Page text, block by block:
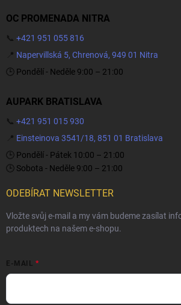
OC PROMENADA NITRA
📞 +421 951 055 816
📍 Napervillská 5, Chrenová, 949 01 Nitra
🕒 Pondělí - Neděle 9:00 – 21:00
AUPARK BRATISLAVA
📞 +421 951 015 930
📍 Einsteinova 3541/18, 851 01 Bratislava
🕒 Pondělí - Pátek 10:00 – 21:00
🕒 Sobota - Neděle 9:00 – 21:00
ODEBÍRAT NEWSLETTER
Vložte svůj e-mail a my vám budeme zasílat
produktech na našem e-shopu.
E-MAIL